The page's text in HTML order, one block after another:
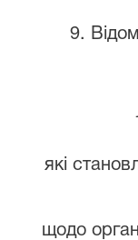
9.
які
щодо